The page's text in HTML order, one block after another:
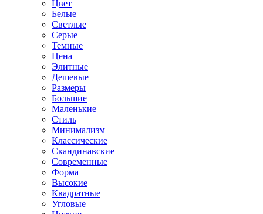
Цвет
Белые
Светлые
Серые
Темные
Цена
Элитные
Дешевые
Размеры
Большие
Маленькие
Стиль
Минимализм
Классические
Скандинавские
Современные
Форма
Высокие
Квадратные
Угловые